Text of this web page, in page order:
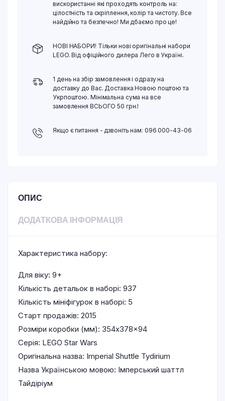
вискористанні які проходять контроль на:
цілостність та скріплення, колір та чистоту. Все
найдійно та безпечно! Ми дбаємо про це!
НОВІ НАБОРИ! Тільки нові оригінальні набори
LEGO. Від офіційного дилера Лего в Україні.
1 день на збір замовлення і одразу на
доставку до Вас. Доставка Новою поштою та
Укрпоштою. Мінімальна сума на все
замовлення ВСЬОГО 50 грн.!
Якщо є питання - дзвоніть нам: 096 000-43-06
ОПИС
ДОДАТКОВА ІНФОРМАЦІЯ
Характеристика набору:
Для віку: 9+
Кількість детальок в наборі: 937
Кількість мініфігурок в наборі: 5
Старт продажів: 2015
Розміри коробки (мм): 354x378x94
Серія: LEGO Star Wars
Оригінальна назва: Imperial Shuttle Tydirium
Назва Українською мовою: Імперський шаттл
Тайдіріум